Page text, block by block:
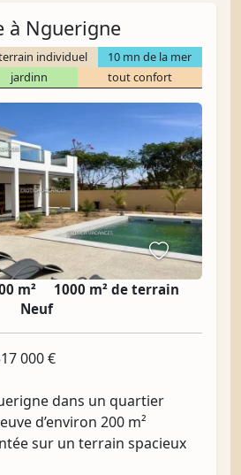
à Nguerigne
individuel
10 mn de la mer
jardinn tout confort
de cœur
m²
1000 m² de terrain
Neuf
000 €
dans un quartier
d’environ 200 m²
sur un terrain spacieux